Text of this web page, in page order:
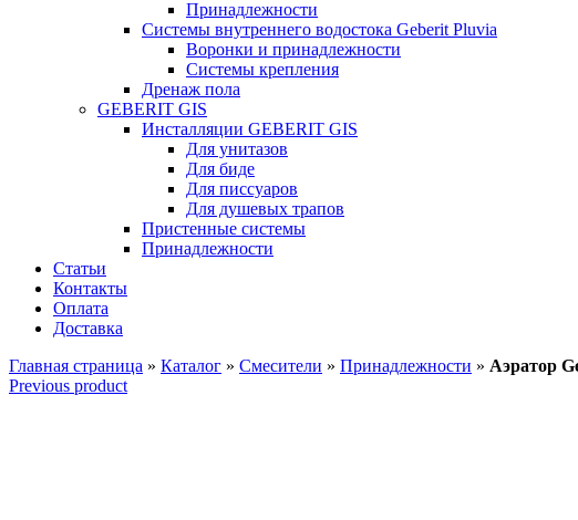
Принадлежности
Системы внутреннего водостока Geberit Pluvia
Воронки и принадлежности
Системы крепления
Дренаж пола
GEBERIT GIS
Инсталляции GEBERIT GIS
Для унитазов
Для биде
Для писсуаров
Для душевых трапов
Пристенные системы
Принадлежности
Статьи
Контакты
Оплата
Доставка
Главная страница » Каталог » Смесители » Принадлежности » Аэратор
Previous product